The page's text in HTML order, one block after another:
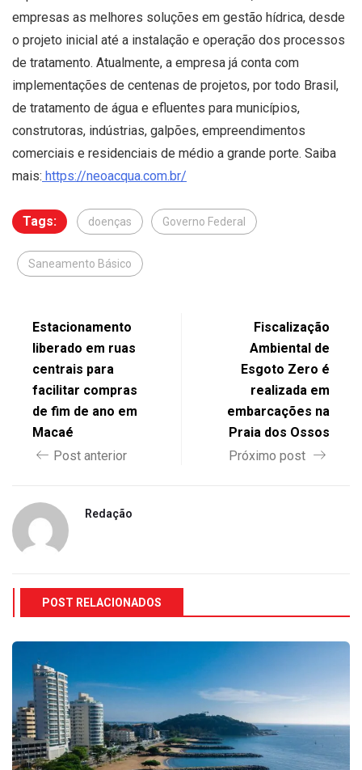
empresas as melhores soluções em gestão hídrica, desde
o projeto inicial até a instalação e operação dos processos
de tratamento. Atualmente, a empresa já conta com
implementações de centenas de projetos, por todo Brasil,
de tratamento de água e efluentes para municípios,
construtoras, indústrias, galpões, empreendimentos
comerciais e residenciais de médio a grande porte. Saiba
mais: https://neoacqua.com.br/
Tags: doenças Governo Federal
Saneamento Básico
Estacionamento
liberado em ruas
centrais para
facilitar compras
de fim de ano em
Macaé
Post anterior
Fiscalização
Ambiental de
Esgoto Zero é
realizada em
embarcações na
Praia dos Ossos
Próximo post
Redação
POST RELACIONADOS